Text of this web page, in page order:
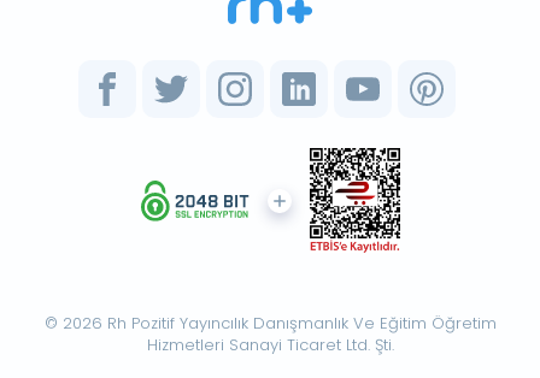
© 2026 Rh Pozitif Yayıncılık Danışmanlık Ve Eğitim Öğretim
Hizmetleri Sanayi Ticaret Ltd. Şti.